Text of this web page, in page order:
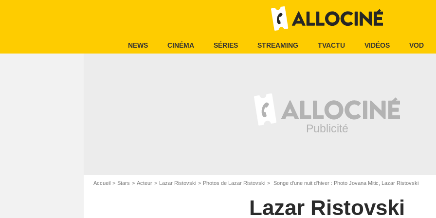
NEWS CINÉMA SÉRIES STREAMING TVACTU VIDÉOS VOD
Accueil Stars Acteur Lazar Ristovski Photos de Lazar Ristovski Songe d'une nuit d'hiver : Photo Jovana Mitic, Lazar Ristovski
Lazar Ristovski